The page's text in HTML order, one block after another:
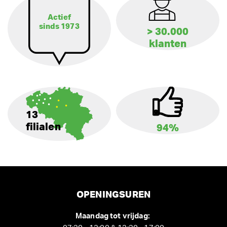
Actief
sinds 1973
> 30.000
klanten
13
filialen
94%
OPENINGSUREN
Maandag tot vrijdag: